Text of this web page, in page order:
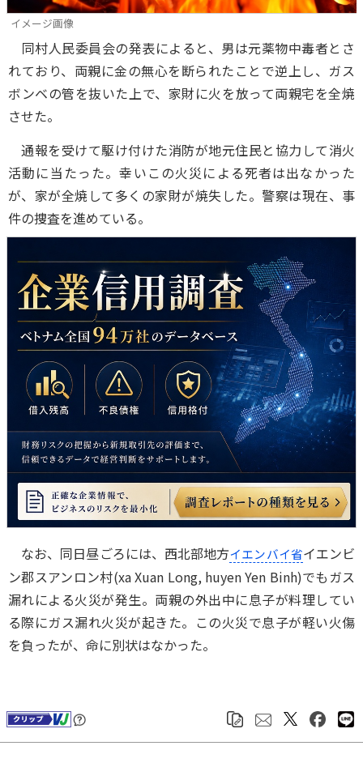
イメージ画像
同村人民委員会の発表によると、男は元薬物中毒者とさ
れており、両親に金の無心を断られたことで逆上し、ガス
ボンベの管を抜いた上で、家財に火を放って両親宅を全焼
させた。
通報を受けて駆け付けた消防が地元住民と協力して消火
活動に当たった。幸いこの火災による死者は出なかった
が、家が全焼して多くの家財が焼失した。警察は現在、事
件の捜査を進めている。
なお、同日昼ごろには、西北部地方イエンバイ省イエンビ
ン郡スアンロン村(xa Xuan Long, huyen Yen Binh)でもガス
漏れによる火災が発生。両親の外出中に息子が料理してい
る際にガス漏れ火災が起きた。この火災で息子が軽い火傷
を負ったが、命に別状はなかった。